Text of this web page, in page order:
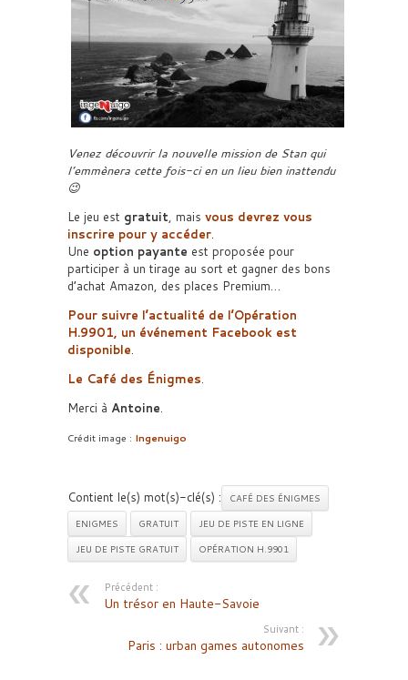
Venez découvrir la nouvelle mission de Stan qui
l’emmènera cette fois-ci en un lieu bien inattendu
😉
Le jeu est gratuit, mais vous devrez vous
inscrire pour y accéder.
Une option payante est proposée pour
participer à un tirage au sort et gagner des bons
d’achat Amazon, des places Premium…
Pour suivre l’actualité de l’Opération
H.9901, un événement Facebook est
disponible.
Le Café des Énigmes.
Merci à Antoine.
Crédit image : Ingenuigo
Contient le(s) mot(s)-clé(s) :
CAFÉ DES ÉNIGMES
ENIGMES
GRATUIT
JEU DE PISTE EN LIGNE
JEU DE PISTE GRATUIT
OPÉRATION H.9901
Précédent :
Un trésor en Haute-Savoie
Suivant :
Paris : urban games autonomes